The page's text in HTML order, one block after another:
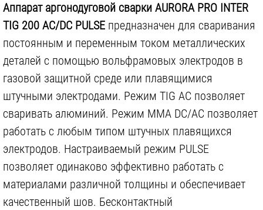
Max потребляемая мощность TIG:
6.1кВА
Max потребляемая сила тока MMA: 43.5 А
Max потребляемая мощность MMA:
Режим работы горелки:
2T/4T
Степень защиты:
IP21
Вес инструмента:
20кг
1 100 р. 3 500 р.
Аппарат аргонодуговой сварки AURORA PRO INTER
TIG 200 AC/DC PULSE предназначен для сваривания
постоянным и переменным током металлических
деталей с помощью вольфрамовых электродов в
газовой защитной среде или плавящимися
штучными электродами. Режим TIG AC позволяет
сваривать алюминий. Режим MMA DC/AC позволяет
работать с любым типом штучных плавящихся
электродов. Настраиваемый режим PULSE
позволяет одинаково эффективно работать с
материалами различной толщины и обеспечивает
качественный шов. Бесконтактный